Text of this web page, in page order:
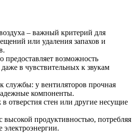
– важный критерий для
или удаления запахов и
предоставляет возможность
в чувствительных к звукам
службы: у вентиляторов прочная
компоненты.
отверстия стен или другие несущие
высокой продуктивностью, потребляя